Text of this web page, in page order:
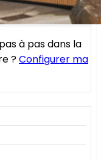
à pas dans la
?Configurer ma